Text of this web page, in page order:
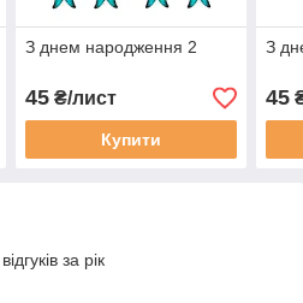
З днем народження 2
45₴/лист
Купити
З
45
за рік